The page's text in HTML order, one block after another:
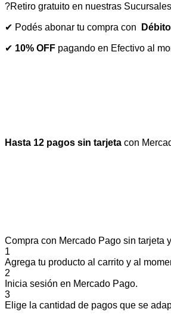
?Retiro gratuito en nuestras Sucursales
✔ Podés abonar tu compra con Débito
✔ 10% OFF pagando en Efectivo al
Hasta 12 pagos sin tarjeta con
Compra con Mercado Pago sin tarjeta
1
Agrega tu producto al carrito y al
2
Inicia sesión en Mercado Pago.
3
Elige la cantidad de pagos que se